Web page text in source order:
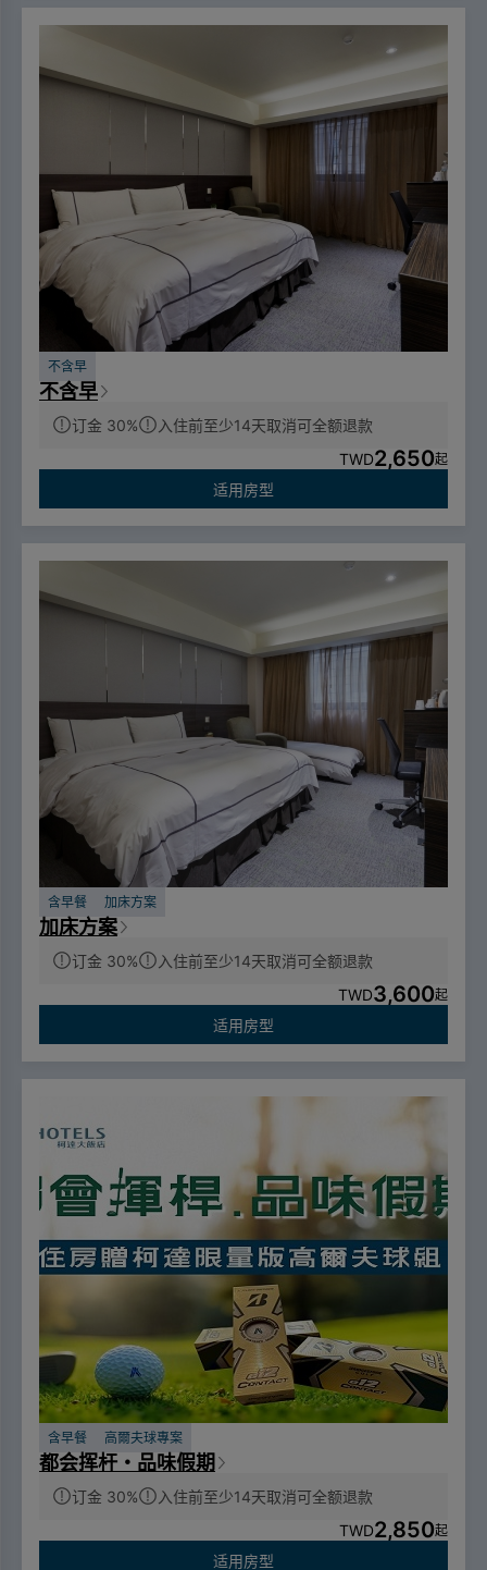
不含早
不含早
订金 30%
入住前至少14天取消可全额退款
TWD2,650起
适用房型
含早餐 加床方案
加床方案
订金 30%
入住前至少14天取消可全额退款
TWD3,600起
适用房型
含早餐 高爾夫球專案
都会挥杆・品味假期
订金 30%
入住前至少14天取消可全额退款
TWD2,850起
适用房型